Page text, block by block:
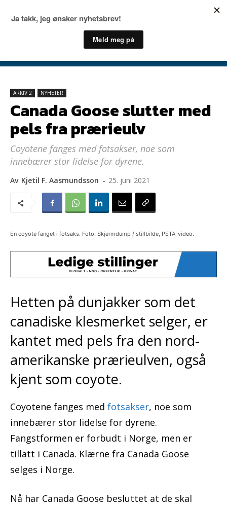
ARKIV 2 NYHETER
Canada Goose slutter med
pels fra prærieulv
Coyotene fanges med fotsakser, noe som
innebærer stor lidelse for dyrene.
Av Kjetil F. Aasmundsson - 25. juni 2021
En coyote fanget i fotsaks. Foto: Skjermdump / stillbilde, PETA-video.
Hetten på dunjakker som det
canadiske klesmerket selger, er
kantet med pels fra den nord-
amerikanske prærieulven, også
kjent som coyote.
Coyotene fanges med fotsakser, noe som
innebærer stor lidelse for dyrene.
Fangstformen er forbudt i Norge, men er
tillatt i Canada. Klærne fra Canada Goose
selges i Norge.
Nå har Canada Goose besluttet at de skal